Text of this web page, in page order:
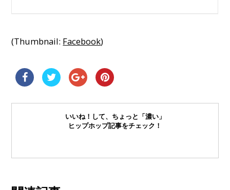
(Thumbnail: Facebook)
いいね！して、ちょっと「濃い」
ヒップホップ記事をチェック！